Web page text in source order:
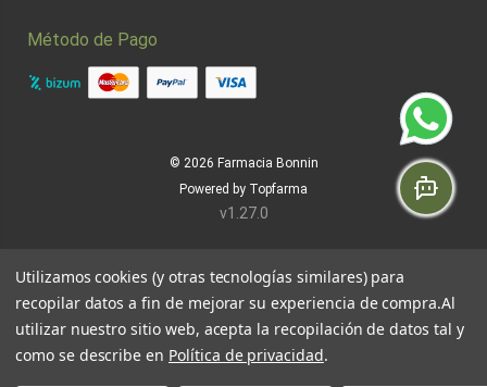
Método de Pago
© 2026 Farmacia Bonnin
Powered by Topfarma
v1.27.0
Utilizamos cookies (y otras tecnologías similares) para
recopilar datos a fin de mejorar su experiencia de compra.Al
utilizar nuestro sitio web, acepta la recopilación de datos tal y
como se describe en Política de privacidad.